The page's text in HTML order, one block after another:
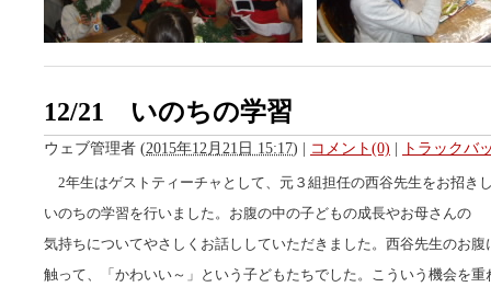
12/21 いのちの学習
ウェブ管理者 (2015年12月21日 15:17) | コメント(0) | トラックバ
2年生はゲストティーチャとして、元３組担任の西谷先生をお招き
いのちの学習を行いました。お腹の中の子どもの成長やお母さんの
気持ちについてやさしくお話ししていただきました。西谷先生のお腹
触って、「かわいい～」という子どもたちでした。こういう機会を重